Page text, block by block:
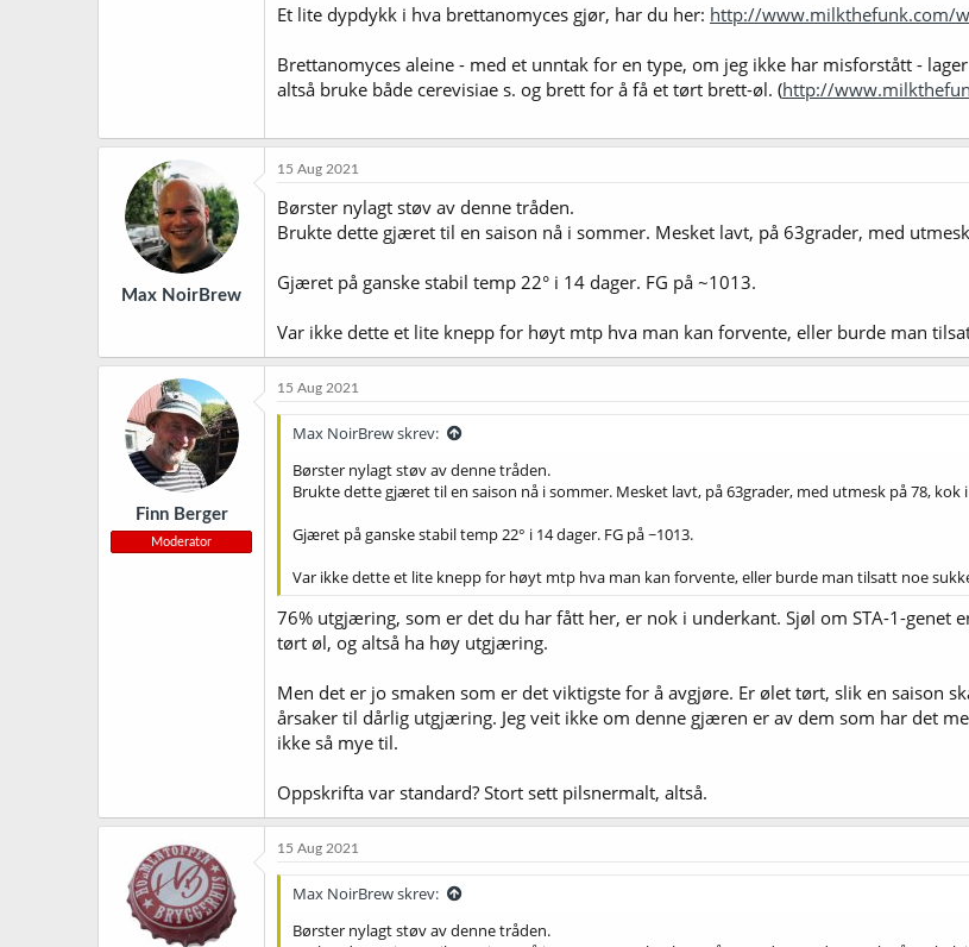
Et lite dypdykk i hva brettanomyces gjør, har du her: http://www.milkthefunk.com/
Brettanomyces aleine - med et unntak for en type, om jeg ikke har misforstått -
altså bruke både cerevisiae s. og brett for å få et tørt brett-øl. (http://
Max NoirBrew
15 Aug 2021
Børster nylagt støv av denne tråden.
Brukte dette gjæret til en saison nå i sommer. Mesket lavt, på 63grader, med
Gjæret på ganske stabil temp 22° i 14 dager. FG på ~1013.
Var ikke dette et lite knepp for høyt mtp hva man kan forvente, eller burde man
Finn Berger
Moderator
15 Aug 2021
Max NoirBrew skrev:
Børster nylagt støv av denne tråden.
Brukte dette gjæret til en saison nå i sommer. Mesket lavt, på 63grader, med utmesk på 78, kok
Gjæret på ganske stabil temp 22° i 14 dager. FG på ~1013.
Var ikke dette et lite knepp for høyt mtp hva man kan forvente, eller burde man tilsatt noe
76% utgjæring, som er det du har fått her, er nok i underkant. Sjøl om STA-1-genet
tørt øl, og altså ha høy utgjæring.
Men det er jo smaken som er det viktigste for å avgjøre. Er ølet tørt, slik en saison
årsaker til dårlig utgjæring. Jeg veit ikke om denne gjæren er av dem som har det
ikke så mye til.
Oppskrifta var standard? Stort sett pilsnermalt, altså.
15 Aug 2021
Max NoirBrew skrev:
Børster nylagt støv av denne tråden.